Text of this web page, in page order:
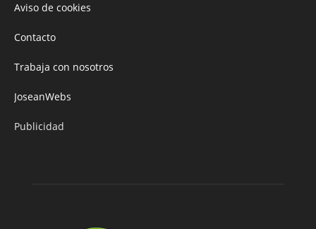
Aviso de cookies
Contacto
Trabaja con nosotros
JoseanWebs
Publicidad